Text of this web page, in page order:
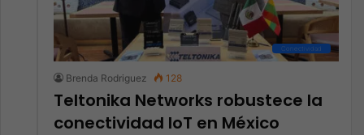
Conectividad
Brenda Rodriguez 128
Teltonika Networks robustece la
conectividad IoT en México